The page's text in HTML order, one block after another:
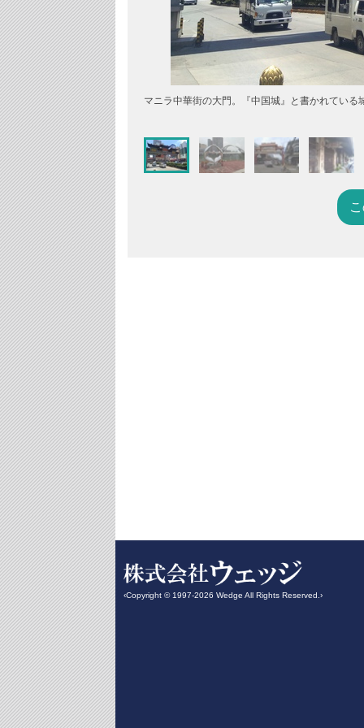
マニラ中華街の大門。『中国城』と書かれている
‹Copyright © 1997-2026 Wedge All Rights Reserved.›